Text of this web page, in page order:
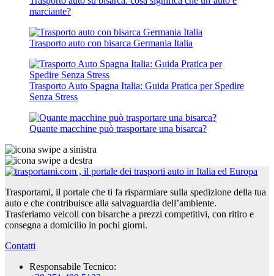
marciante?
Trasporto auto con bisarca Germania Italia
Trasporto Auto Spagna Italia: Guida Pratica per Spedire
Senza Stress
Quante macchine può trasportare una bisarca?
Trasportami, il portale che ti fa risparmiare sulla spedizione della tua
auto e che contribuisce alla salvaguardia dell’ambiente.
Trasferiamo veicoli con bisarche a prezzi competitivi, con ritiro e
consegna a domicilio in pochi giorni.
Contatti
Responsabile Tecnico: